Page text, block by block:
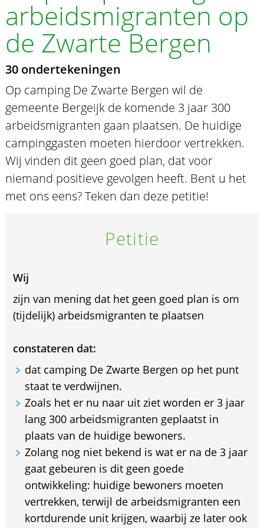
arbeidsmigranten op
de Zwarte Bergen
30 ondertekeningen
Op camping De Zwarte Bergen wil de
gemeente Bergeijk de komende 3 jaar 300
arbeidsmigranten gaan plaatsen. De huidige
campinggasten moeten hierdoor vertrekken.
Wij vinden dit geen goed plan, dat voor
niemand positieve gevolgen heeft. Bent u het
met ons eens? Teken dan deze petitie!
Petitie
Wij
zijn van mening dat het geen goed plan is om
(tijdelijk) arbeidsmigranten te plaatsen
constateren dat:
dat camping De Zwarte Bergen op het punt
staat te verdwijnen.
Zoals het er nu naar uit ziet worden er 3 jaar
lang 300 arbeidsmigranten geplaatst in
plaats van de huidige bewoners.
Zolang nog niet bekend is wat er na de 3 jaar
gaat gebeuren is dit geen goede
ontwikkeling: huidige bewoners moeten
vertrekken, terwijl de arbeidsmigranten een
kortdurende unit krijgen, waarbij ze later ook